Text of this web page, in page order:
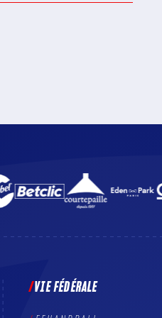
VIE FÉDÉRALE